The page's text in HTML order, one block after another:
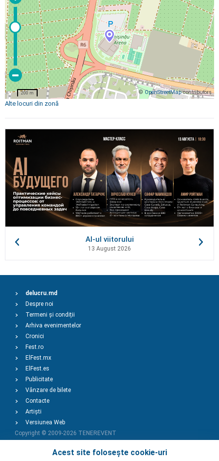
©OpenStreetMapcontributors
200 m
Alte locuri din zonă
AI-ul viitorului
13 August 2026
Acest site folosește cookie-uri
delucru.md
Despre noi
Termeni și condiții
Arhiva evenimentelor
Cronici
Fest.ro
ElFest.mx
ElFest.es
Publicitate
Vânzare de bilete
Contacte
Artiști
Versiunea Web
Copyright © 2009-2026 TENEREVENT